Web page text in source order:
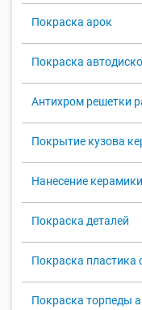
Покраска арок
Покраска
Антихром решетки
Покрытие кузова
Нанесение керамики
Покраска деталей
Покраска пластика
Покраска торпеды